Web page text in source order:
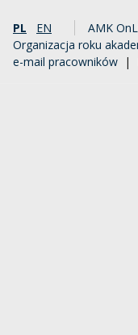
PL EN AMK
Organizacja roku
e-mail pracowników |